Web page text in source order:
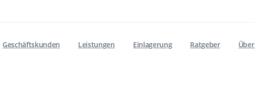
Geschäftskunden Leistungen Einlagerung Ratgeber